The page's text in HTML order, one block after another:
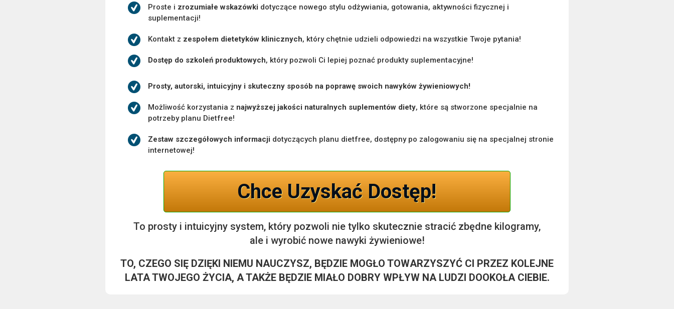
Proste i zrozumiałe wskazówki dotyczące nowego stylu odżywiania, gotowania, aktywności fizycznej i
suplementacji!
Kontakt z zespołem dietetyków klinicznych, który chętnie udzieli odpowiedzi na wszystkie Twoje pytania!
Dostęp do szkoleń produktowych, który pozwoli Ci lepiej poznać produkty suplementacyjne!
Prosty, autorski, intuicyjny i skuteczny sposób na poprawę swoich nawyków żywieniowych!
Możliwość korzystania z najwyższej jakości naturalnych suplementów diety, które są stworzone specjalnie na
potrzeby planu Dietfree!
Zestaw szczegółowych informacji dotyczących planu dietfree, dostępny po zalogowaniu się na specjalnej stronie
internetowej!
Chce Uzyskać Dostęp!
To prosty i intuicyjny system, który pozwoli nie tylko skutecznie stracić zbędne kilogramy,
ale i wyrobić nowe nawyki żywieniowe!
TO, CZEGO SIĘ DZIĘKI NIEMU NAUCZYSZ, BĘDZIE MOGŁO TOWARZYSZYĆ CI PRZEZ KOLEJNE
LATA TWOJEGO ŻYCIA, A TAKŻE BĘDZIE MIAŁO DOBRY WPŁYW NA LUDZI DOOKOŁA CIEBIE.